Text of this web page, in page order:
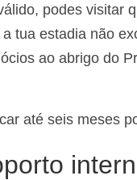
podes visitar
tua estadia não
ao abrigo do
até seis meses